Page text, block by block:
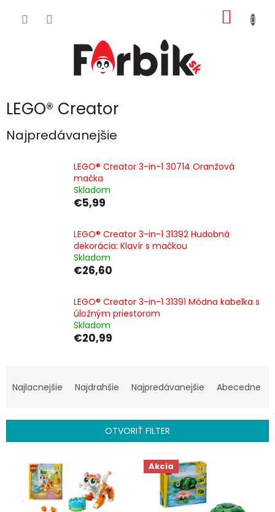
KOŠÍK
LEGO® Creator
Najpredávanejšie
LEGO® Creator 3-in-1 30714 Oranžová
mačka
Skladom
€5,99
LEGO® Creator 3-in-1 31392 Hudobná
dekorácia: Klavír s mačkou
Skladom
€26,60
LEGO® Creator 3-in-1 31391 Módna kabelka s
úložným priestorom
Skladom
€20,99
a
i
Najlacnejšie Najdrahšie Najpredávanejšie Abecedne
OTVORIŤ FILTER
Akcia